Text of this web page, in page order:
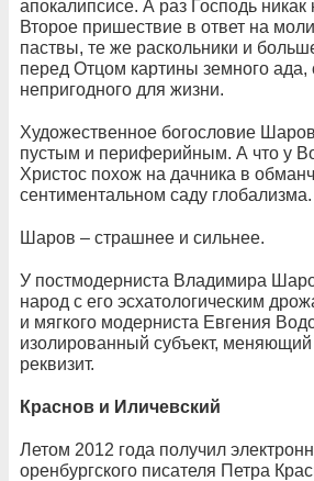
апокалипсисе. А раз Господь никак
Второе пришествие в ответ на
паствы, те же раскольники и
перед Отцом картины земного ада,
непригодного для жизни.
Художественное богословие
пустым и периферийным. А что у
Христос похож на дачника в
сентиментальном саду глобализма.
Шаров – страшнее и сильнее.
У постмодерниста Владимира
народ с его эсхатологическим
и мягкого модерниста Евгения
изолированный субъект,
реквизит.
Краснов и Иличевский
Летом 2012 года получил
оренбургского писателя Петра